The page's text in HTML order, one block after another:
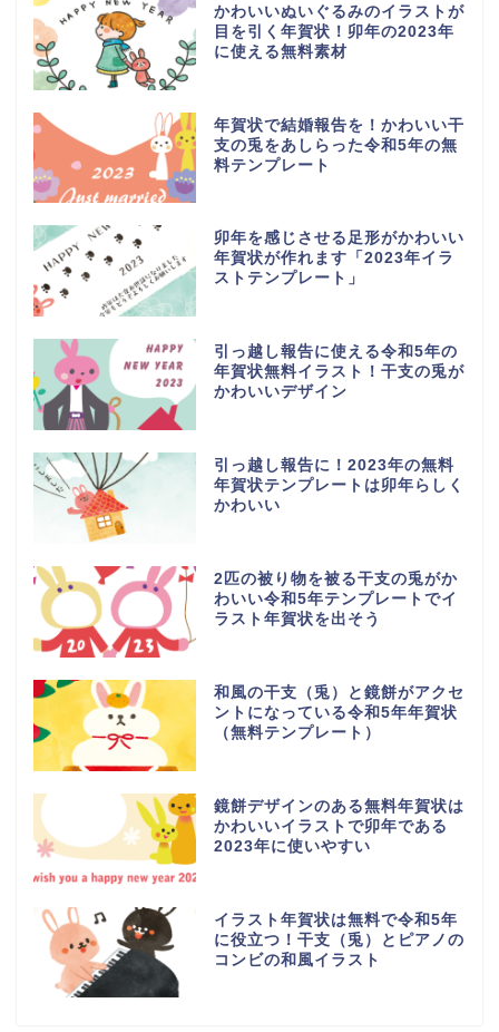
かわいいぬいぐるみのイラストが
目を引く年賀状！卯年の2023年
に使える無料素材
年賀状で結婚報告を！かわいい干
支の兎をあしらった令和5年の無
料テンプレート
卯年を感じさせる足形がかわいい
年賀状が作れます「2023年イラ
ストテンプレート」
引っ越し報告に使える令和5年の
年賀状無料イラスト！干支の兎が
かわいいデザイン
引っ越し報告に！2023年の無料
年賀状テンプレートは卯年らしく
かわいい
2匹の被り物を被る干支の兎がか
わいい令和5年テンプレートでイ
ラスト年賀状を出そう
和風の干支（兎）と鏡餅がアクセ
ントになっている令和5年年賀状
（無料テンプレート）
鏡餅デザインのある無料年賀状は
かわいいイラストで卯年である
2023年に使いやすい
イラスト年賀状は無料で令和5年
に役立つ！干支（兎）とピアノの
コンビの和風イラスト